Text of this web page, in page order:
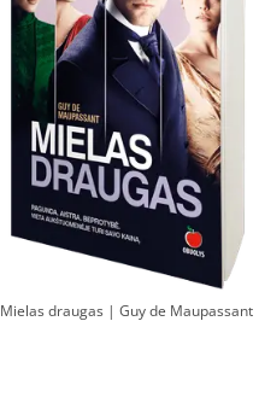
Mielas draugas | Guy de Maupassant